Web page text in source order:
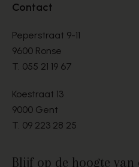
Contact
Peperstraat 9-11
9600 Ronse
T. 055 21 19 67
Koestraat 13
9000 Gent
T. 09 223 28 25
Blijf op de hoogte van